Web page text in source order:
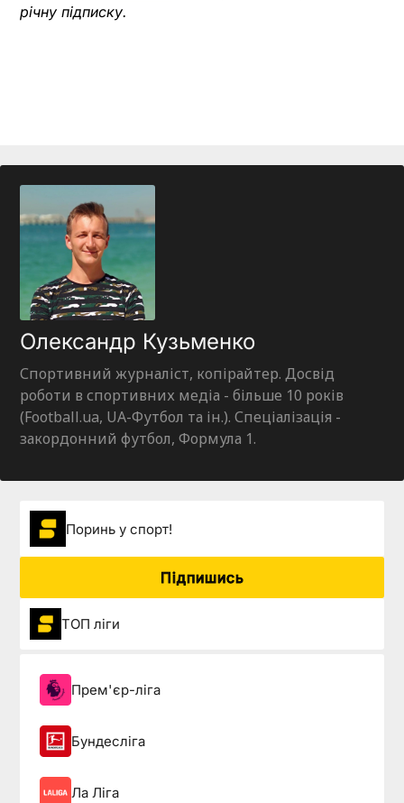
річну підписку.
Олександр Кузьменко
Спортивний журналіст, копірайтер. Досвід
роботи в спортивних медіа - більше 10 років
(Football.ua, UA-Футбол та ін.). Спеціалізація -
закордонний футбол, Формула 1.
Поринь у спорт!
Підпишись
ТОП ліги
Прем'єр-ліга
Бундесліга
Ла Ліга